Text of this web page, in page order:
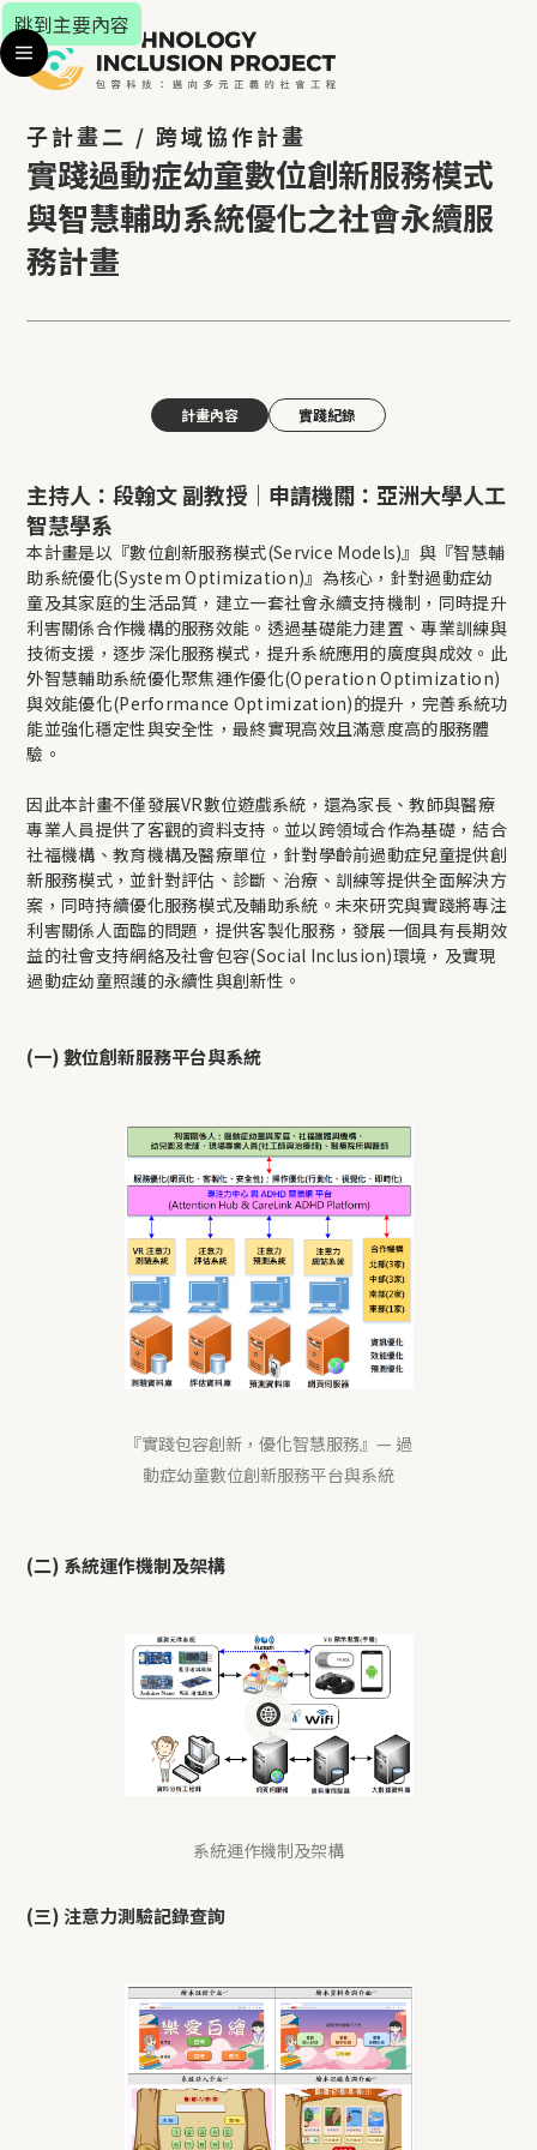
跳到主要內容
子計畫二 / 跨域協作計畫
實踐過動症幼童數位創新服務模式
與智慧輔助系統優化之社會永續服
務計畫
計畫內容 實踐紀錄
主持人：段翰文 副教授｜申請機關：亞洲大學人工
智慧學系
本計畫是以『數位創新服務模式(Service Models)』與『智慧輔
助系統優化(System Optimization)』為核心，針對過動症幼
童及其家庭的生活品質，建立一套社會永續支持機制，同時提升
利害關係合作機構的服務效能。透過基礎能力建置、專業訓練與
技術支援，逐步深化服務模式，提升系統應用的廣度與成效。此
外智慧輔助系統優化聚焦運作優化(Operation Optimization)
與效能優化(Performance Optimization)的提升，完善系統功
能並強化穩定性與安全性，最終實現高效且滿意度高的服務體
驗。
因此本計畫不僅發展VR數位遊戲系統，還為家長、教師與醫療
專業人員提供了客觀的資料支持。並以跨領域合作為基礎，結合
社福機構、教育機構及醫療單位，針對學齡前過動症兒童提供創
新服務模式，並針對評估、診斷、治療、訓練等提供全面解決方
案，同時持續優化服務模式及輔助系統。未來研究與實踐將專注
利害關係人面臨的問題，提供客製化服務，發展一個具有長期效
益的社會支持網絡及社會包容(Social Inclusion)環境，及實現
過動症幼童照護的永續性與創新性。
(一) 數位創新服務平台與系統
『實踐包容創新，優化智慧服務』— 過
動症幼童數位創新服務平台與系統
(二) 系統運作機制及架構
系統運作機制及架構
(三) 注意力測驗記錄查詢